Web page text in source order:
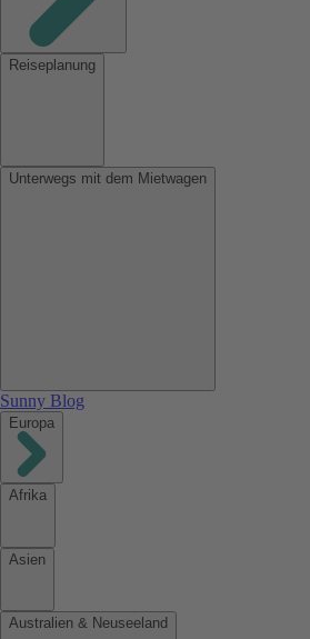
Reiseplanung
Unterwegs mit dem Mietwagen
Sunny Blog
Europa
Afrika
Asien
Australien & Neuseeland